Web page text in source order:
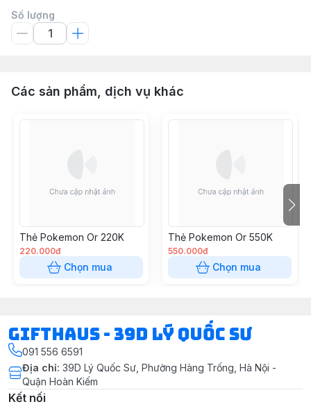
Số lượng
Các sản phẩm, dịch vụ khác
Thẻ Pokemon Or 220K
220.000đ
Chọn mua
Thẻ Pokemon Or 550K
550.000đ
Chọn mua
Gifthaus - 39D Lý Quốc Sư
091 556 6591
Địa chỉ: 39D Lý Quốc Sư, Phường Hàng Trống, Hà Nội -
Quận Hoàn Kiếm
Kết nối